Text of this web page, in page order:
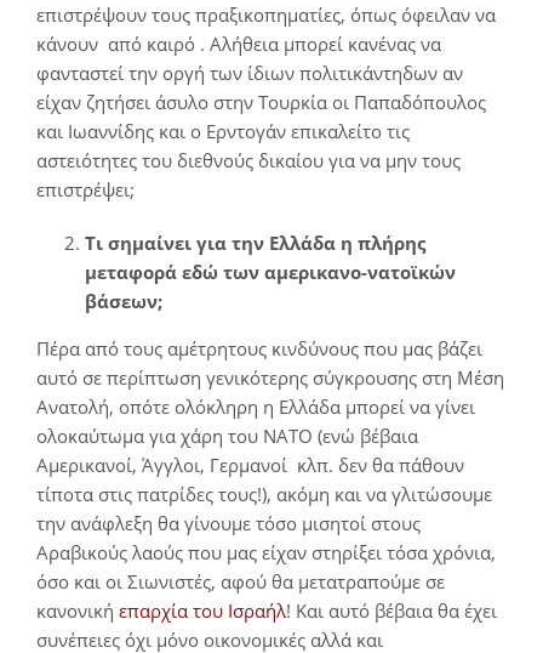
επιστρέψουν τους πραξικοπηματίες, όπως όφειλαν να
κάνουν από καιρό . Αλήθεια μπορεί κανένας να
φανταστεί την οργή των ίδιων πολιτικάντηδων αν
είχαν ζητήσει άσυλο στην Τουρκία οι Παπαδόπουλος
και Ιωαννίδης και ο Ερντογάν επικαλείτο τις
αστειότητες του διεθνούς δικαίου για να μην τους
επιστρέψει;
Τι σημαίνει για την Ελλάδα η πλήρης
μεταφορά εδώ των αμερικανο-νατοϊκών
βάσεων;
Πέρα από τους αμέτρητους κινδύνους που μας βάζει
αυτό σε περίπτωση γενικότερης σύγκρουσης στη Μέση
Ανατολή, οπότε ολόκληρη η Ελλάδα μπορεί να γίνει
ολοκαύτωμα για χάρη του ΝΑΤΟ (ενώ βέβαια
Αμερικανοί, Άγγλοι, Γερμανοί κλπ. δεν θα πάθουν
τίποτα στις πατρίδες τους!), ακόμη και να γλιτώσουμε
την ανάφλεξη θα γίνουμε τόσο μισητοί στους
Αραβικούς λαούς που μας είχαν στηρίξει τόσα χρόνια,
όσο και οι Σιωνιστές, αφού θα μετατραπούμε σε
κανονική επαρχία του Ισραήλ! Και αυτό βέβαια θα έχει
συνέπειες όχι μόνο οικονομικές αλλά και